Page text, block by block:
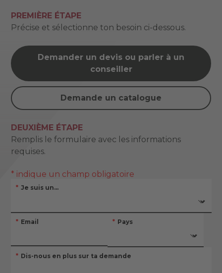
PREMIÈRE ÉTAPE
Précise et sélectionne ton besoin ci-dessous.
Demander un devis ou parler à un
conseiller
Demande un catalogue
DEUXIÈME ÉTAPE
Remplis le formulaire avec les informations
requises.